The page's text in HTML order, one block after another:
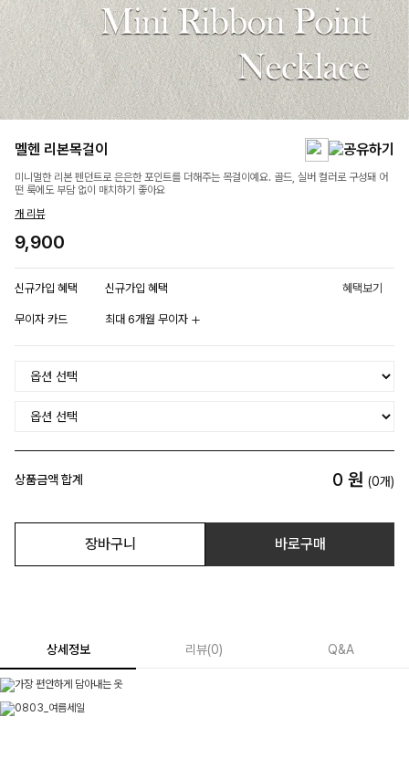
멜헨 리본목걸이
미니멀한 리본 펜던트로 은은한 포인트를 더해주는 목걸이예요. 골드, 실버 컬러로 구성돼 어
떤 룩에도 부담 없이 매치하기 좋아요
개 리뷰
9,900
신규가입 혜택 신규가입 혜택 혜택보기
무이자 카드 최대 6개월 무이자
상품금액 합계 0 원 (0개)
장바구니 바로구매
상세정보 리뷰(0) Q&A